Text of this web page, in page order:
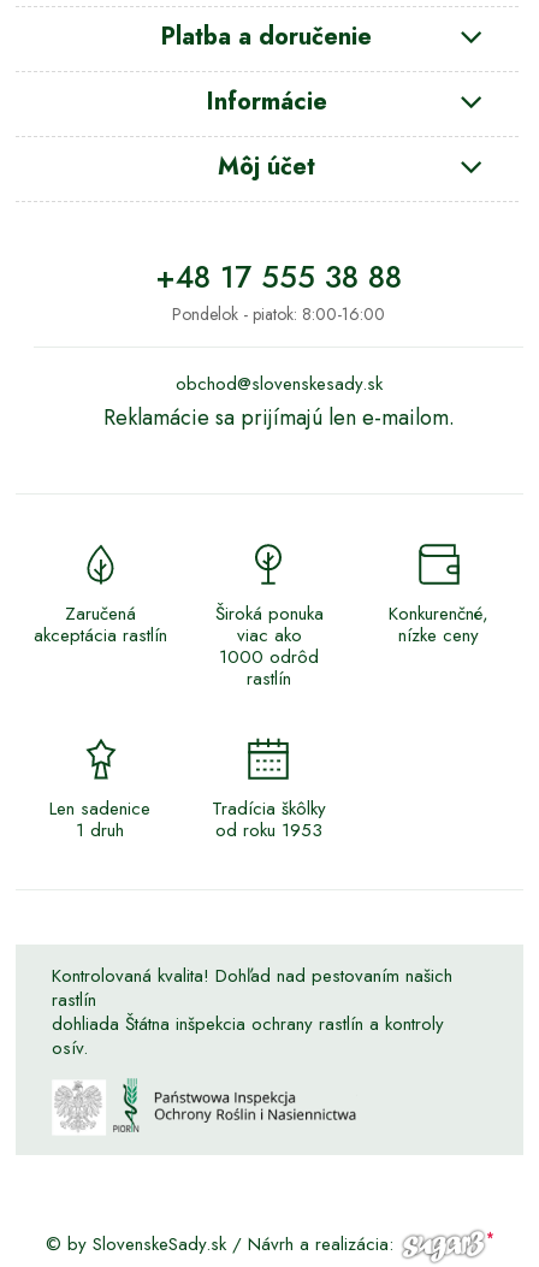
Platba a doručenie
Informácie
Môj účet
+48 17 555 38 88
Pondelok - piatok: 8:00-16:00
obchod@slovenskesady.sk
Reklamácie sa prijímajú len e-mailom.
Zaručená
akceptácia rastlín
Široká ponuka
viac ako
1000 odrôd
rastlín
Konkurenčné,
nízke ceny
Len sadenice
1 druh
Tradícia škôlky
od roku 1953
Kontrolovaná kvalita! Dohľad nad pestovaním našich
rastlín
dohliada Štátna inšpekcia ochrany rastlín a kontroly
osív.
© by SlovenskeSady.sk / Návrh a realizácia: